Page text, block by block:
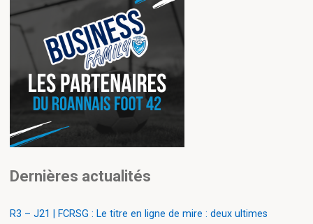
Dernières actualités
R3 – J21 | FCRSG : Le titre en ligne de mire : deux ultimes